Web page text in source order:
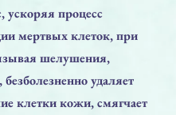
ускоряя процесс
мертвых клеток, при
шелушения,
безболезненно удаляет
клетки кожи, смягчает